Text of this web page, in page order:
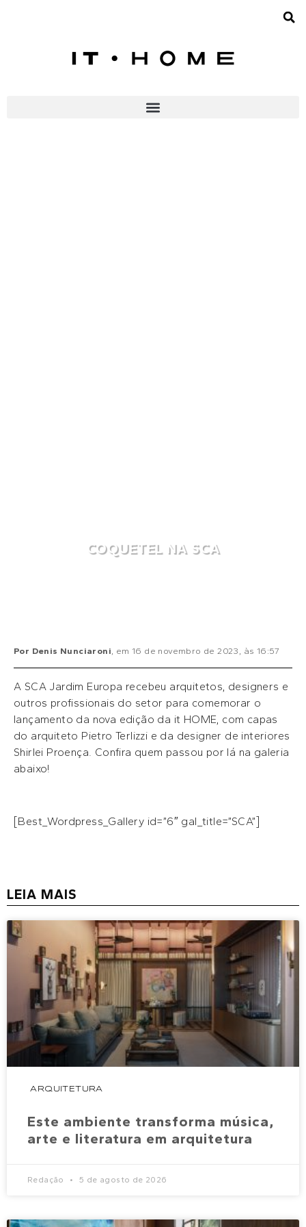
COQUETEL NA SCA
Por Denis Nunciaroni, em 16 de novembro de 2023 , às 16:57
A SCA Jardim Europa recebeu arquitetos, designers e
outros profissionais do setor para comemorar o
lançamento da nova edição da it HOME, com capas
do arquiteto Pietro Terlizzi e da designer de interiores
Shirlei Proença. Confira quem passou por lá na galeria
abaixo!
[Best_Wordpress_Gallery id=”6″ gal_title=”SCA”]
LEIA MAIS
ARQUITETURA
Este ambiente transforma música,
arte e literatura em arquitetura
Redação 5 de agosto de 2026